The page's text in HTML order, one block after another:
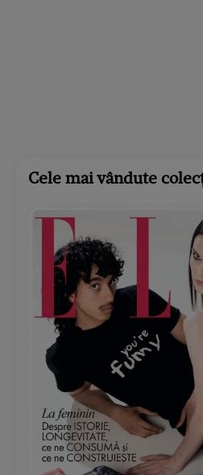
Cele mai vândute